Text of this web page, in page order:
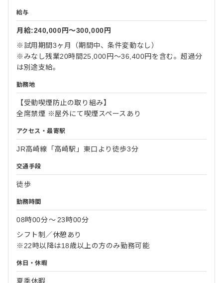
給与
月給:240,000円〜300,000円
※試用期間3ヶ月（期間中、条件変動なし）
※みなし残業20時間25,000円～36,400円を含む。超過分
は別途支給。
勤務地
【受動喫煙防止の取り組み】
全席禁煙 ※屋外にて喫煙スペースあり
アクセス・最寄駅
JR高崎線「高崎駅」東口より徒歩3分
交通手段
徒歩
勤務時間
08時00分〜 23時00分
シフト制／休憩あり
※22時以降は18歳以上の方のみ勤務可能
休日・休暇
夏季休暇